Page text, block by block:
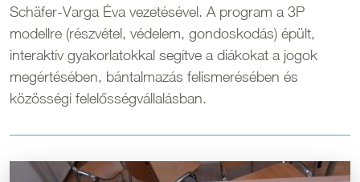
Schäfer-Varga Éva vezetésével. A program a 3P
modellre (részvétel, védelem, gondoskodás) épült,
interaktív gyakorlatokkal segítve a diákokat a jogok
megértésében, bántalmazás felismerésében és
közösségi felelősségvállalásban.
Kép